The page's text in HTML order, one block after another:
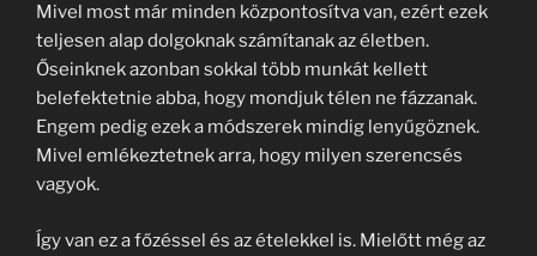
Mivel most már minden központosítva van, ezért ezek
teljesen alap dolgoknak számítanak az életben.
Őseinknek azonban sokkal több munkát kellett
belefektetnie abba, hogy mondjuk télen ne fázzanak.
Engem pedig ezek a módszerek mindig lenyűgöznek.
Mivel emlékeztetnek arra, hogy milyen szerencsés
vagyok.
Így van ez a főzéssel és az ételekkel is. Mielőtt még az